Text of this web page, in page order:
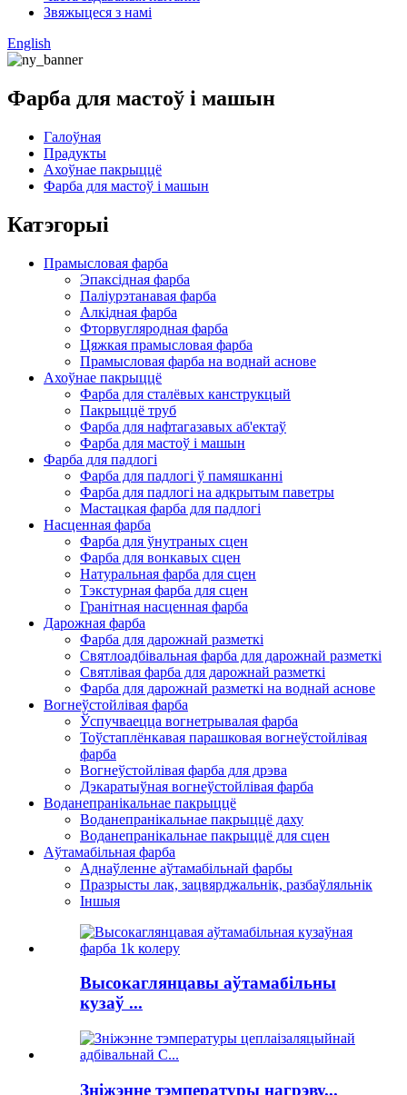
Звяжыцеся з намі
English
Фарба для мастоў і машын
Галоўная
Прадукты
Ахоўнае пакрыццё
Фарба для мастоў і машын
Катэгорыі
Прамысловая фарба
Эпаксідная фарба
Паліурэтанавая фарба
Алкідная фарба
Фторвугляродная фарба
Цяжкая прамысловая фарба
Прамысловая фарба на воднай аснове
Ахоўнае пакрыццё
Фарба для сталёвых канструкцый
Пакрыццё труб
Фарба для нафтагазавых аб'ектаў
Фарба для мастоў і машын
Фарба для падлогі
Фарба для падлогі ў памяшканні
Фарба для падлогі на адкрытым паветры
Мастацкая фарба для падлогі
Насценная фарба
Фарба для ўнутраных сцен
Фарба для вонкавых сцен
Натуральная фарба для сцен
Тэкстурная фарба для сцен
Гранітная насценная фарба
Дарожная фарба
Фарба для дарожнай разметкі
Святлоадбівальная фарба для дарожнай разметкі
Святлівая фарба для дарожнай разметкі
Фарба для дарожнай разметкі на воднай аснове
Вогнеўстойлівая фарба
Ўспучваецца вогнетрывалая фарба
Тоўстаплёнкавая парашковая вогнеўстойлівая
фарба
Вогнеўстойлівая фарба для дрэва
Дэкаратыўная вогнеўстойлівая фарба
Воданепранікальнае пакрыццё
Воданепранікальнае пакрыццё даху
Воданепранікальнае пакрыццё для сцен
Аўтамабільная фарба
Аднаўленне аўтамабільнай фарбы
Празрысты лак, зацвярджальнік, разбаўляльнік
Іншыя
Высокаглянцавы аўтамабільны
кузаў ...
Зніжэнне тэмпературы нагрэву...